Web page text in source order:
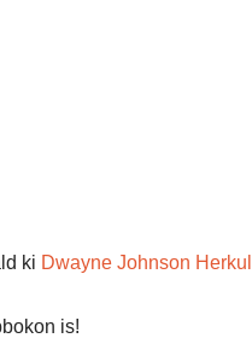
ki Dwayne Johnson
is!